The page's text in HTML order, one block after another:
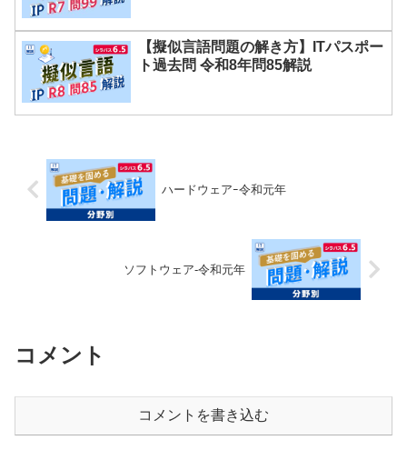
【擬似言語問題の解き方】ITパスポー
ト過去問 令和8年問85解説
ハードウェアｰ令和元年
ソフトウェア-令和元年
コメント
コメントを書き込む